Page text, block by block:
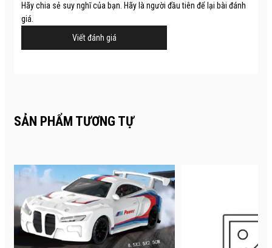
Hãy chia sẻ suy nghĩ của bạn. Hãy là người đầu tiên để lại bài đánh
giá.
Viết đánh giá
SẢN PHẨM TƯƠNG TỰ